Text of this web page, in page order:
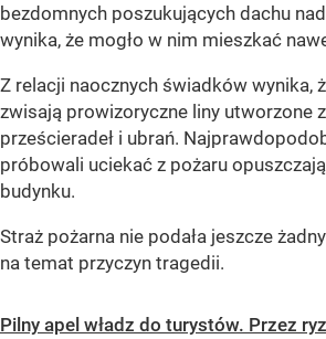
bezdomnych poszukujących dachu
wynika, że mogło w nim mieszkać
Z relacji naocznych świadków wynika,
zwisają prowizoryczne liny utworzone
prześcieradeł i ubrań.
próbowali uciekać z pożaru
budynku.
Straż pożarna nie podała jeszcze
na temat przyczyn tragedii.
Pilny apel władz do turystów. Przez